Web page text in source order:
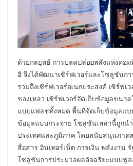
ด้วยกลยุทธ์ การปลดปล่อยพลังแห่งคอ
อี จึงได้พัฒนาเซิร์ฟเวอร์และโซลูชันกา
รวมถึงเซิร์ฟเวอร์อเนกประสงค์ เซิร์ฟเ
ของเหลว เซิร์ฟเวอร์จัดเก็บข้อมูลขนา
แบบแฟลชทั้งหมด พื้นที่จัดเก็บข้อมูลแบ
ข้อมูลแบบกระจาย โซลูชันเหล่านี้ถูกน
ประเทศและภูมิภาค โดยสนับสนุนภาค
สื่อสาร อินเทอร์เน็ต การเงิน พลังงาน
โซลูชันการประมวลผลอัจฉริยะแบบฟู